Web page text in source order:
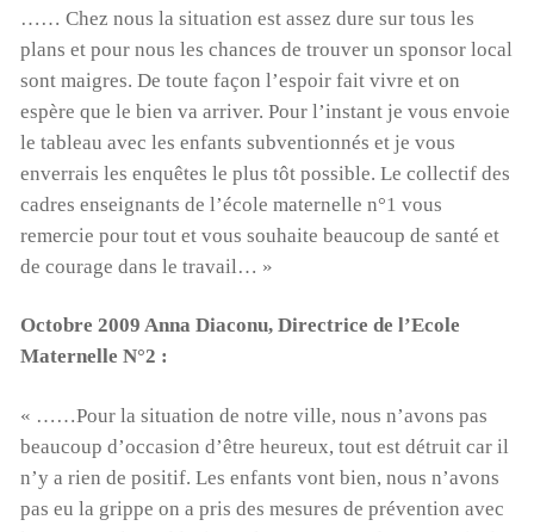
…… Chez nous la situation est assez dure sur tous les
plans et pour nous les chances de trouver un sponsor local
sont maigres. De toute façon l’espoir fait vivre et on
espère que le bien va arriver. Pour l’instant je vous envoie
le tableau avec les enfants subventionnés et je vous
enverrais les enquêtes le plus tôt possible. Le collectif des
cadres enseignants de l’école maternelle n°1 vous
remercie pour tout et vous souhaite beaucoup de santé et
de courage dans le travail… »
Octobre 2009 Anna Diaconu, Directrice de l’Ecole
Maternelle N°2 :
« ……Pour la situation de notre ville, nous n’avons pas
beaucoup d’occasion d’être heureux, tout est détruit car il
n’y a rien de positif. Les enfants vont bien, nous n’avons
pas eu la grippe on a pris des mesures de prévention avec